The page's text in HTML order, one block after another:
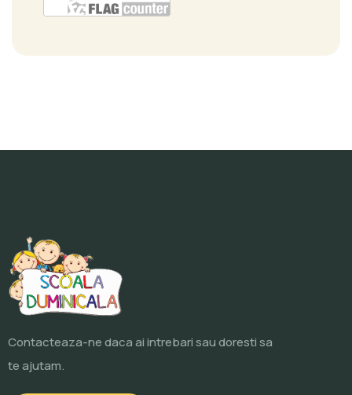
Contacteaza-ne daca ai intrebari sau doresti sa
te ajutam.